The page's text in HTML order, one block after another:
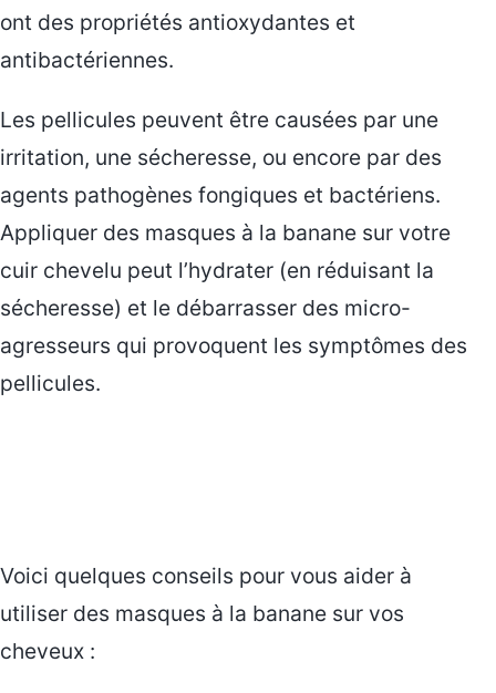
ont des propriétés antioxydantes et
antibactériennes.
Les pellicules peuvent être causées par une
irritation, une sécheresse, ou encore par des
agents pathogènes fongiques et bactériens.
Appliquer des masques à la banane sur votre
cuir chevelu peut l’hydrater (en réduisant la
sécheresse) et le débarrasser des micro-
agresseurs qui provoquent les symptômes des
pellicules.
Voici quelques conseils pour vous aider à
utiliser des masques à la banane sur vos
cheveux :